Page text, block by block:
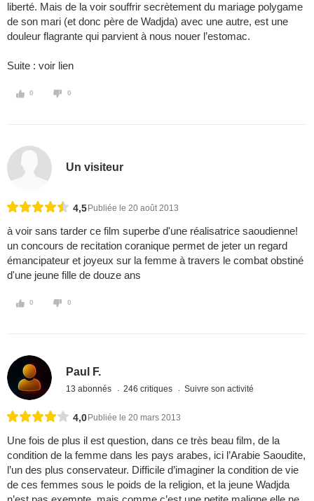
liberté. Mais de la voir souffrir secrètement du mariage polygame
de son mari (et donc père de Wadjda) avec une autre, est une
douleur flagrante qui parvient à nous nouer l’estomac.
Suite : voir lien
0 0
Un visiteur
4,5 Publiée le 20 août 2013
à voir sans tarder ce film superbe d'une réalisatrice saoudienne!
un concours de recitation coranique permet de jeter un regard
émancipateur et joyeux sur la femme à travers le combat obstiné
d'une jeune fille de douze ans
0 0
Paul F.
13 abonnés 246 critiques Suivre son activité
4,0 Publiée le 20 mars 2013
Une fois de plus il est question, dans ce très beau film, de la
condition de la femme dans les pays arabes, ici l’Arabie Saoudite,
l’un des plus conservateur. Difficile d’imaginer la condition de vie
de ces femmes sous le poids de la religion, et la jeune Wadjda